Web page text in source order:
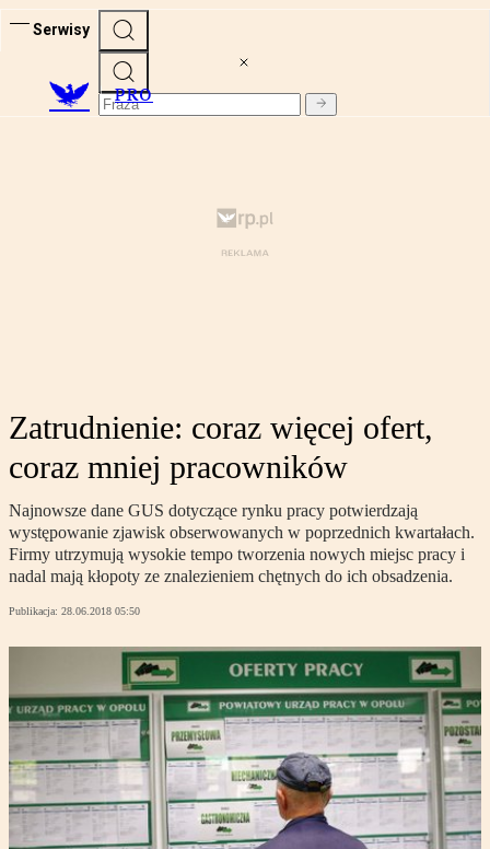
Serwisy
PRO
Zatrudnienie: coraz więcej ofert,
coraz mniej pracowników
Najnowsze dane GUS dotyczące rynku pracy potwierdzają
występowanie zjawisk obserwowanych w poprzednich kwartałach.
Firmy utrzymują wysokie tempo tworzenia nowych miejsc pracy i
nadal mają kłopoty ze znalezieniem chętnych do ich obsadzenia.
Publikacja: 28.06.2018 05:50